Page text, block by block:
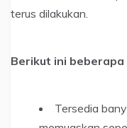
terus dilakukan.
Berikut ini
Tersedia